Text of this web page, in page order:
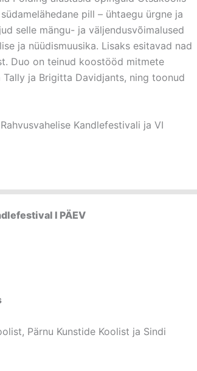
pill – ühtaegu ürgne ja
selle mängu- ja väljendusvõimalused
ja nüüdismuusika. Lisaks esitavad nad
Duo on teinud koostööd mitmete
ja Brigitta Davidjants, ning toonud
Kandlefestivali ja VI
I PÄEV
Pärnu Kunstide Koolist ja Sindi